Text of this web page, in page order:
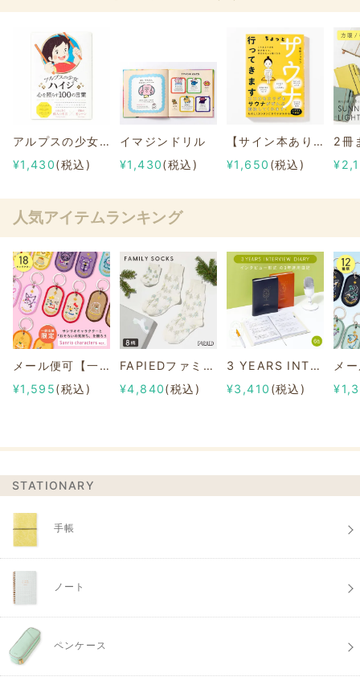
アルプスの少女ハイジ心を照らす100の言葉
¥1,430(税込)
イマジンドリル
¥1,430(税込)
【サイン本あり】ちょっとサウナ行ってきます～こうあるべきを脱ぎ捨てて、明日がもっと軽くなる～
¥1,650 (税込)
人気アイテムランキング
メール便可【一部店舗限定】2/8b PAIR KEY RING Sanrio characters ver.
¥1,595(税込)
FAPIEDファミリーソックスセット 総柄
¥4,840(税込)
3 YEARS INTERVIEW DIARY
¥3,410 (税込)
STATIONARY
手帳
ノート
ペンケース